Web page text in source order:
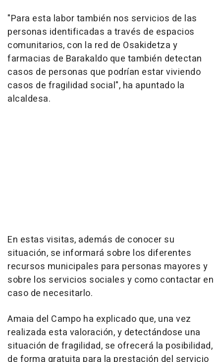
"Para esta labor también nos servicios de las
personas identificadas a través de espacios
comunitarios, con la red de Osakidetza y
farmacias de Barakaldo que también detectan
casos de personas que podrían estar viviendo
casos de fragilidad social", ha apuntado la
alcaldesa.
En estas visitas, además de conocer su
situación, se informará sobre los diferentes
recursos municipales para personas mayores y
sobre los servicios sociales y como contactar en
caso de necesitarlo.
Amaia del Campo ha explicado que, una vez
realizada esta valoración, y detectándose una
situación de fragilidad, se ofrecerá la posibilidad,
de forma gratuita para la prestación del servicio